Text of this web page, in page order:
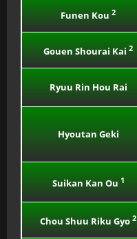
Funen Kou 2
Gouen Shourai Kai 2
Ryuu Rin Hou Rai
Hyoutan Geki
Suikan Kan Ou 1
Chou Shuu Riku Gyo 2